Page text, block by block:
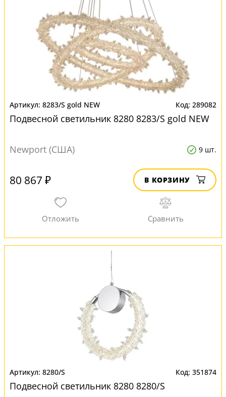
8283/S gold NEW 289082
Подвесной светильник 8280 8283/S gold NEW
Newport (США) 9 шт.
80 867 ₽ В КОРЗИНУ
8280/S 351874
Подвесной светильник 8280 8280/S